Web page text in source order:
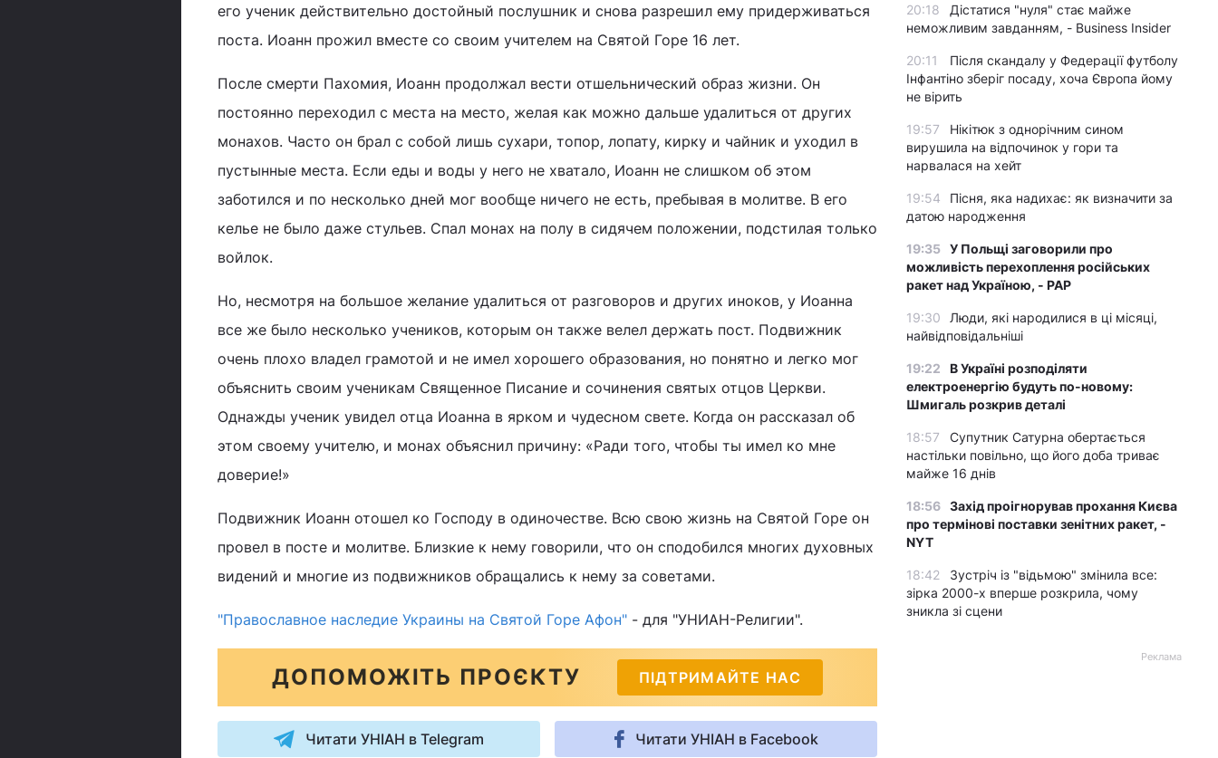
его ученик действительно достойный послушник и снова разрешил ему придерживаться
поста. Иоанн прожил вместе со своим учителем на Святой Горе 16 лет.
После смерти Пахомия, Иоанн продолжал вести отшельнический образ жизни. Он
постоянно переходил с места на место, желая как можно дальше удалиться от других
монахов. Часто он брал с собой лишь сухари, топор, лопату, кирку и чайник и уходил в
пустынные места. Если еды и воды у него не хватало, Иоанн не слишком об этом
заботился и по несколько дней мог вообще ничего не есть, пребывая в молитве. В его
келье не было даже стульев. Спал монах на полу в сидячем положении, подстилая только
войлок.
Но, несмотря на большое желание удалиться от разговоров и других иноков, у Иоанна
все же было несколько учеников, которым он также велел держать пост. Подвижник
очень плохо владел грамотой и не имел хорошего образования, но понятно и легко мог
объяснить своим ученикам Священное Писание и сочинения святых отцов Церкви.
Однажды ученик увидел отца Иоанна в ярком и чудесном свете. Когда он рассказал об
этом своему учителю, и монах объяснил причину: «Ради того, чтобы ты имел ко мне
доверие!»
Подвижник Иоанн отошел ко Господу в одиночестве. Всю свою жизнь на Святой Горе он
провел в посте и молитве. Близкие к нему говорили, что он сподобился многих духовных
видений и многие из подвижников обращались к нему за советами.
"Православное наследие Украины на Святой Горе Афон" - для "УНИАН-Религии".
ДОПОМОЖІТЬ ПРОЄКТУ ПІДТРИМАЙТЕ НАС
Читати УНІАН в Telegram Читати УНІАН в Facebook
20:18
Дістатися "нуля" стає майже
неможливим завданням, - Business Insider
20:11
Після скандалу у Федерації футболу
Інфантіно зберіг посаду, хоча Європа йому
не вірить
19:57
Нікітюк з однорічним сином
вирушила на відпочинок у гори та
нарвалася на хейт
19:54
Пісня, яка надихає: як визначити за
датою народження
19:35 У Польщі заговорили про
можливість перехоплення російських
ракет над Україною, - PAP
19:30
Люди, які народилися в ці місяці,
найвідповідальніші
19:22
В Україні розподіляти
електроенергію будуть по-новому:
Шмигаль розкрив деталі
18:57
Супутник Сатурна обертається
настільки повільно, що його доба триває
майже 16 днів
18:56 Захід проігнорував прохання Києва
про термінові поставки зенітних ракет, -
NYT
18:42
Зустріч із "відьмою" змінила все:
зірка 2000-х вперше розкрила, чому
зникла зі сцени
Реклама